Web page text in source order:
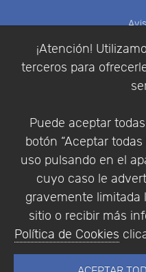
¡Atención!
terceros para
Puede aceptar
botón “Aceptar
uso pulsando en el
cuyo caso le
gravemente limitada
sitio o recibir más
Política de Cookies
Empresa|Aviso Legal
Política
© Copyright 1994 -